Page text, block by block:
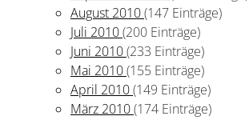
August 2010(147 Einträge)
Juli 2010(200 Einträge)
Juni 2010(233 Einträge)
Mai 2010(155 Einträge)
April 2010(149 Einträge)
März 2010(174 Einträge)